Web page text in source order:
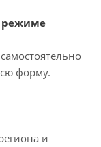
режиме
форму.
и